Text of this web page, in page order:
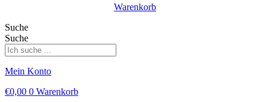
Warenkorb
Suche
Suche
Mein Konto
€0,00 0 Warenkorb